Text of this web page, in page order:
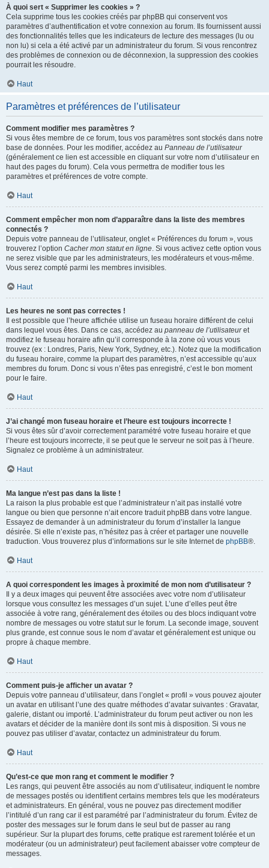
À quoi sert « Supprimer les cookies » ?
Cela supprime tous les cookies créés par phpBB qui conservent vos
paramètres d’authentification et votre connexion au forum. Ils fournissent aussi
des fonctionnalités telles que les indicateurs de lecture des messages (lu ou
non lu) si cela a été activé par un administrateur du forum. Si vous rencontrez
des problèmes de connexion ou de déconnexion, la suppression des cookies
pourrait les résoudre.
Haut
Paramètres et préférences de l’utilisateur
Comment modifier mes paramètres ?
Si vous êtes membre de ce forum, tous vos paramètres sont stockés dans notre
base de données. Pour les modifier, accédez au Panneau de l’utilisateur
(généralement ce lien est accessible en cliquant sur votre nom d’utilisateur en
haut des pages du forum). Cela vous permettra de modifier tous les
paramètres et préférences de votre compte.
Haut
Comment empêcher mon nom d’apparaître dans la liste des membres
connectés ?
Depuis votre panneau de l’utilisateur, onglet « Préférences du forum », vous
trouverez l’option Cacher mon statut en ligne. Si vous activez cette option vous
ne serez visible que par les administrateurs, les modérateurs et vous-même.
Vous serez compté parmi les membres invisibles.
Haut
Les heures ne sont pas correctes !
Il est possible que l’heure affichée utilise un fuseau horaire différent de celui
dans lequel vous êtes. Dans ce cas, accédez au panneau de l’utilisateuret
modifiez le fuseau horaire afin qu’il corresponde à la zone où vous vous
trouvez (ex : Londres, Paris, New York, Sydney, etc.). Notez que la modification
du fuseau horaire, comme la plupart des paramètres, n’est accessible qu’aux
membres du forum. Donc si vous n’êtes pas enregistré, c’est le bon moment
pour le faire.
Haut
J’ai changé mon fuseau horaire et l’heure est toujours incorrecte !
Si vous êtes sûr d’avoir correctement paramétré votre fuseau horaire et que
l’heure est toujours incorrecte, il se peut que le serveur ne soit pas à l’heure.
Signalez ce problème à un administrateur.
Haut
Ma langue n’est pas dans la liste !
La raison la plus probable est que l’administrateur n’ait pas installé votre
langue ou bien que personne n’ait encore traduit phpBB dans votre langue.
Essayez de demander à un administrateur du forum d’installer la langue
désirée. Si elle n’existe pas, n’hésitez pas à créer et partager une nouvelle
traduction. Vous trouverez plus d’informations sur le site Internet de phpBB®.
Haut
A quoi correspondent les images à proximité de mon nom d’utilisateur ?
Il y a deux images qui peuvent être associées avec votre nom d’utilisateur
lorsque vous consultez les messages d’un sujet. L’une d’elles peut être
associée à votre rang, généralement des étoiles ou des blocs indiquant votre
nombre de messages ou votre statut sur le forum. La seconde image, souvent
plus grande, est connue sous le nom d’avatar et généralement est unique ou
propre à chaque membre.
Haut
Comment puis-je afficher un avatar ?
Depuis votre panneau d’utilisateur, dans l’onglet « profil » vous pouvez ajouter
un avatar en utilisant l’une des quatre méthodes d’avatar suivantes : Gravatar,
galerie, distant ou importé. L’administrateur du forum peut activer ou non les
avatars et décider de la manière dont ils sont mis à disposition. Si vous ne
pouvez pas utiliser d’avatar, contactez un administrateur du forum.
Haut
Qu’est-ce que mon rang et comment le modifier ?
Les rangs, qui peuvent être associés au nom d’utilisateur, indiquent le nombre
de messages postés ou identifient certains membres tels que les modérateurs
et administrateurs. En général, vous ne pouvez pas directement modifier
l’intitulé d’un rang car il est paramétré par l’administrateur du forum. Évitez de
poster des messages sur le forum dans le seul but de passer au rang
supérieur. Sur la plupart des forums, cette pratique est rarement tolérée et un
modérateur (ou un administrateur) peut facilement abaisser votre compteur de
messages.